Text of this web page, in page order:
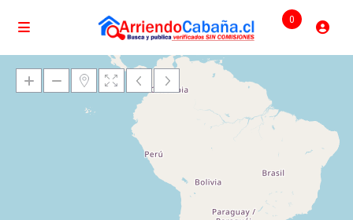
0
Cargando mapas